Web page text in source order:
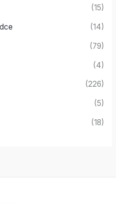
(15)
(14)
(79)
(4)
(226)
(5)
(18)